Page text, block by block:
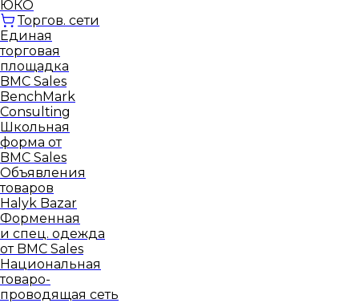
ЮКО
Торгов. сети
Единая
торговая
площадка
BMC Sales
BenchMark
Consulting
Школьная
форма от
BMC Sales
Объявления
товаров
Halyk Bazar
Форменная
и спец. одежда
от BMC Sales
Национальная
товаро-
проводящая сеть